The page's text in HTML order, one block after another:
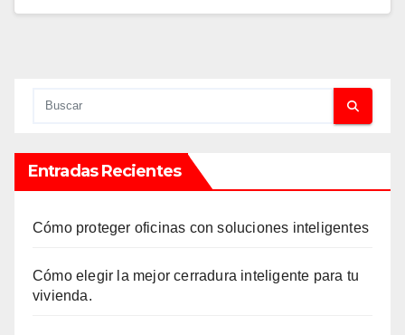
Entradas Recientes
Cómo proteger oficinas con soluciones inteligentes
Cómo elegir la mejor cerradura inteligente para tu
vivienda.